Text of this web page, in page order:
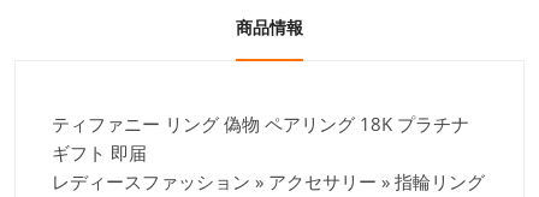
商品情報
ティファニー リング 偽物 ペアリング 18K プラチナ
ギフト 即届
レディースファッション » アクセサリー » 指輪リング